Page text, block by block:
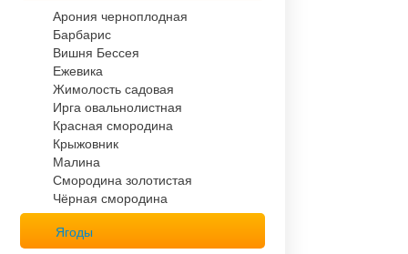
Арония черноплодная
Барбарис
Вишня Бессея
Ежевика
Жимолость садовая
Ирга овальнолистная
Красная смородина
Крыжовник
Малина
Смородина золотистая
Чёрная смородина
Ягоды